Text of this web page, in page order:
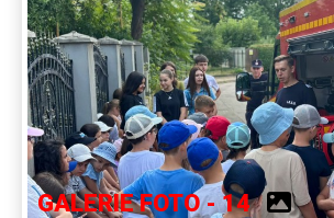
GALERIE FOTO - 14